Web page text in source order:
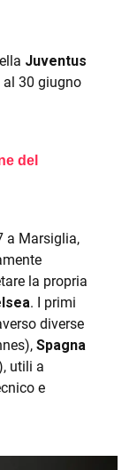
Juventus
al 30 giugno
del
a Marsiglia,
la propria
. I primi
diverse
Spagna
utili a
e